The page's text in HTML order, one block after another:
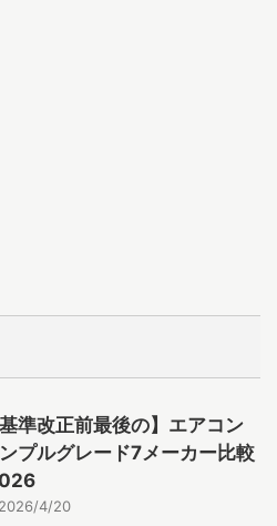
基準改正前最後の】エアコン
プルグレード7メーカー比較
2026/4/20